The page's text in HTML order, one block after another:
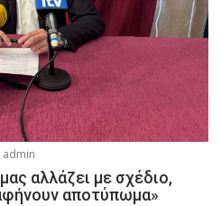
admin
αλλάζει με σχέδιο,
αποτύπωμα»